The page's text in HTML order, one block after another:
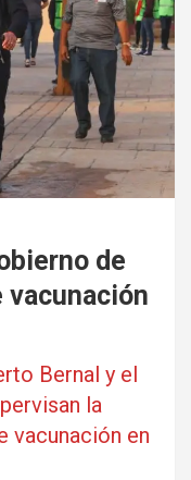
de
Bernal y el
la
vacunación en